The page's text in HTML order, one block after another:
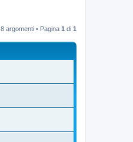
8 argomenti • Pagina 1 di 1